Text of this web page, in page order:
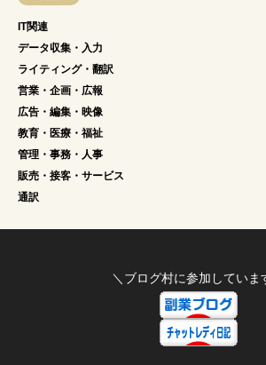
IT関連
データ収集・入力
ライティング・翻訳
営業・企画・広報
広告・編集・映像
教育・医療・福祉
管理・事務・人事
販売・接客・サービス
通訳
＼ブログ村に参加していま